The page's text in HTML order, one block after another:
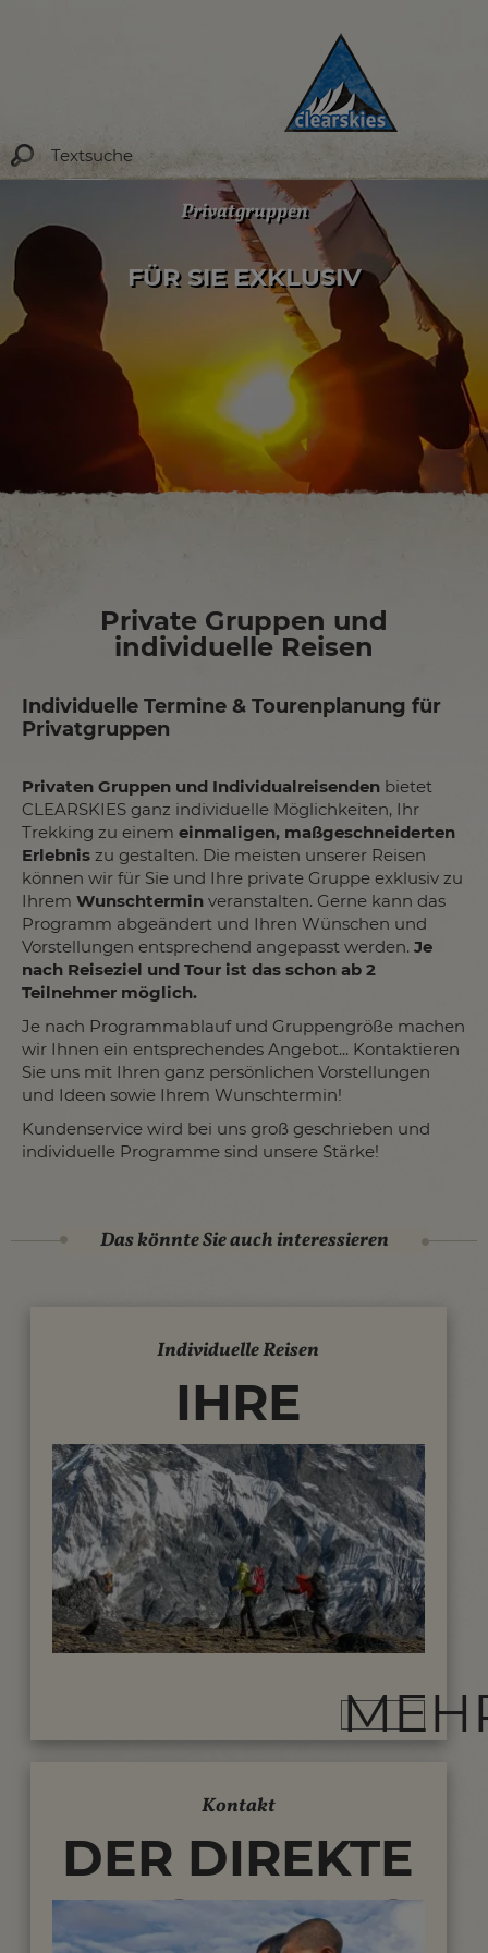
Privatgruppen
FÜR SIE EXKLUSIV
Private Gruppen und
individuelle Reisen
Individuelle Termine & Tourenplanung für
Privatgruppen
Privaten Gruppen und Individualreisenden bietet
CLEARSKIES ganz individuelle Möglichkeiten, Ihr
Trekking zu einem einmaligen, maßgeschneiderten
Erlebnis zu gestalten. Die meisten unserer Reisen
können wir für Sie und Ihre private Gruppe exklusiv zu
Ihrem Wunschtermin veranstalten. Gerne kann das
Programm abgeändert und Ihren Wünschen und
Vorstellungen entsprechend angepasst werden. Je
nach Reiseziel und Tour ist das schon ab 2
Teilnehmer möglich.
Je nach Programmablauf und Gruppengröße machen
wir Ihnen ein entsprechendes Angebot... Kontaktieren
Sie uns mit Ihren ganz persönlichen Vorstellungen
und Ideen sowie Ihrem Wunschtermin!
Kundenservice wird bei uns groß geschrieben und
individuelle Programme sind unsere Stärke!
Das könnte Sie auch interessieren
Individuelle Reisen
IHRE
INDIVIDUELLE
TRAUMREISE
Kontakt
DER DIREKTE
WEG ZU UNS